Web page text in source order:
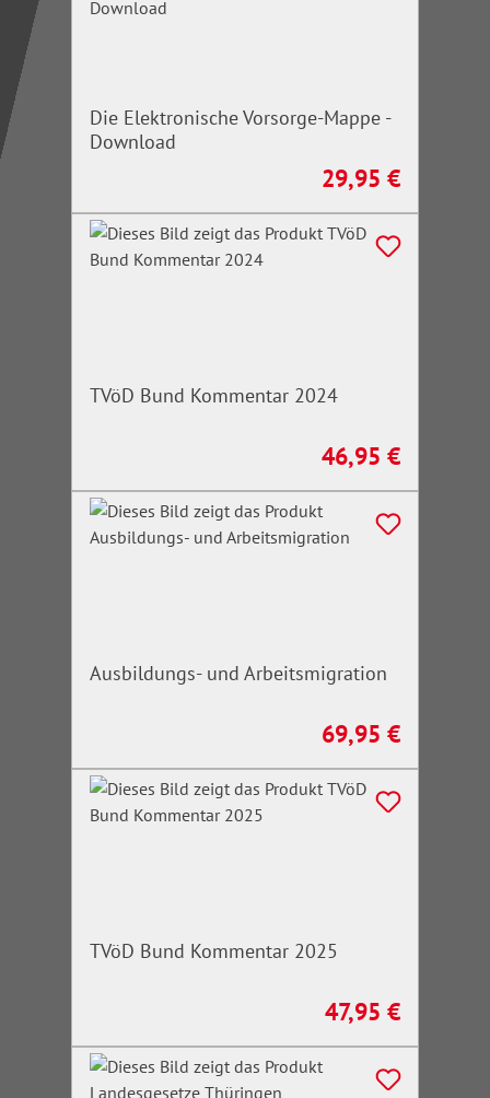
Die Elektronische Vorsorge-Mappe -
Download
Regulärer Preis:
29,95 €
TVöD Bund Kommentar 2024
Regulärer Preis:
46,95 €
Ausbildungs- und Arbeitsmigration
Regulärer Preis:
69,95 €
TVöD Bund Kommentar 2025
Regulärer Preis:
47,95 €